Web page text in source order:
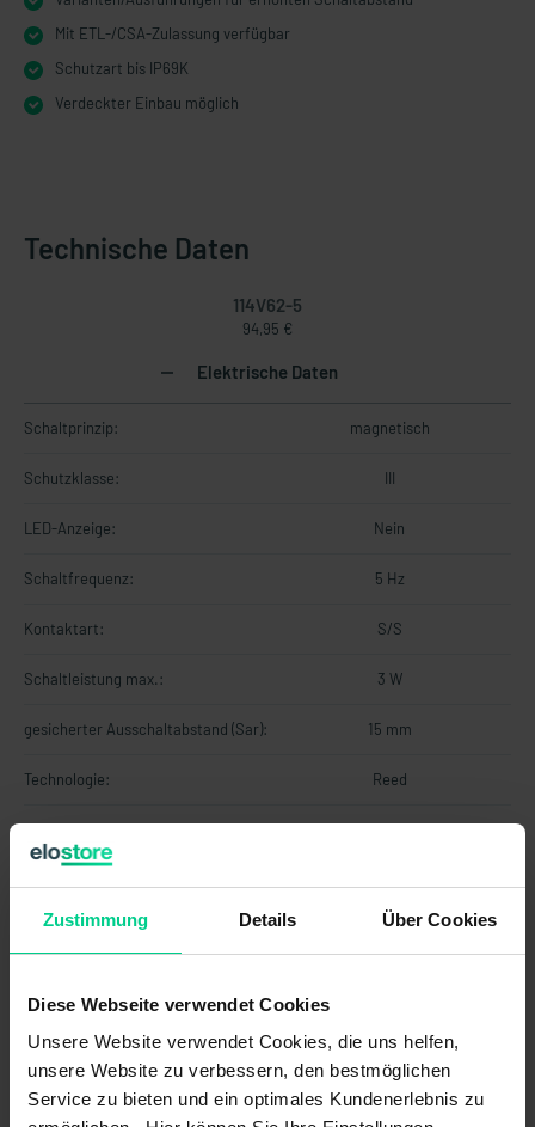
Zustimmung Details Über Cookies
Diese Webseite verwendet Cookies
Unsere Website verwendet Cookies, die uns helfen,
unsere Website zu verbessern, den bestmöglichen
Service zu bieten und ein optimales Kundenerlebnis zu
Mit ETL-/CSA-Zulassung verfügbar
Schutzart bis IP69K
Verdeckter Einbau möglich
Technische Daten
114V62-5
94,95 €
Elektrische Daten
Schaltprinzip: magnetisch
Schutzklasse: III
LED-Anzeige: Nein
Schaltfrequenz: 5 Hz
Kontaktart: S/S
Schaltleistung max.: 3 W
gesicherter Ausschaltabstand (Sar): 15 mm
Technologie: Reed
Vorwiderstand: 22 Ohm
Verschmutzungsgrad: 3
Schaltstrom max.: 0,1 A